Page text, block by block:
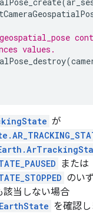
values.
(
が
または
のい
該当しない場合
を確認